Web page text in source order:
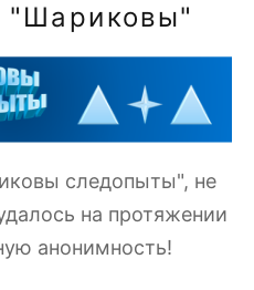
следопыты", не
на протяжении
анонимность!